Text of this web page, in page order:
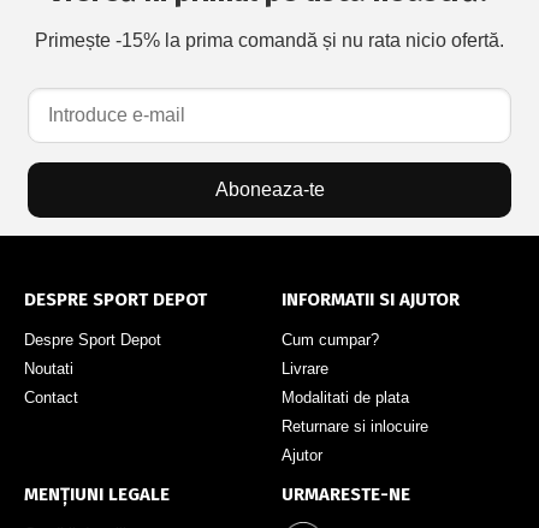
Primește -15% la prima comandă și nu rata nicio ofertă.
Aboneaza-te
DESPRE SPORT DEPOT
Despre Sport Depot
Noutati
Contact
INFORMATII SI AJUTOR
Cum cumpar?
Livrare
Modalitati de plata
Returnare si inlocuire
Ajutor
MENȚIUNI LEGALE URMARESTE-NE